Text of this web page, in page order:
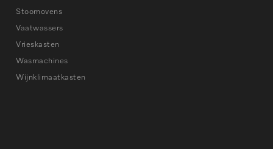
Stoomovens
Vaatwassers
Vrieskasten
Wasmachines
Wijnklimaatkasten